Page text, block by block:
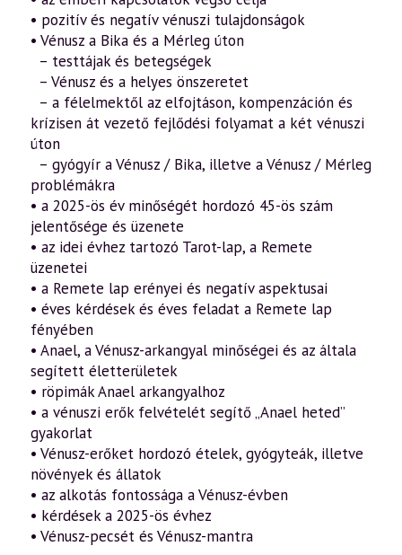
• pozitív és negatív vénuszi tulajdonságok
• Vénusz a Bika és a Mérleg úton
– testtájak és betegségek
– Vénusz és a helyes önszeretet
– a félelmektől az elfojtáson, kompenzáción és
krízisen át vezető fejlődési folyamat a két vénuszi
úton
– gyógyír a Vénusz / Bika, illetve a Vénusz / Mérleg
problémákra
• a 2025-ös év minőségét hordozó 45-ös szám
jelentősége és üzenete
• az idei évhez tartozó Tarot-lap, a Remete
üzenetei
• a Remete lap erényei és negatív aspektusai
• éves kérdések és éves feladat a Remete lap
fényében
• Anael, a Vénusz-arkangyal minőségei és az általa
segített életterületek
• röpimák Anael arkangyalhoz
• a vénuszi erők felvételét segítő „Anael heted”
gyakorlat
• Vénusz-erőket hordozó ételek, gyógyteák, illetve
növények és állatok
• az alkotás fontossága a Vénusz-évben
• kérdések a 2025-ös évhez
• Vénusz-pecsét és Vénusz-mantra